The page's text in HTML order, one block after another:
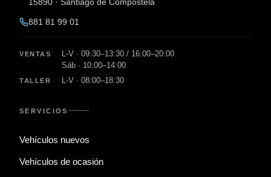
881 81 99 01
VENTAS
L-V · 09:30–13:30 / 16:00–20:00
Sáb · 10:00–14:00
TALLER L-V · 08:00–18:30
SERVICIOS
Vehículos nuevos
Vehículos de ocasión